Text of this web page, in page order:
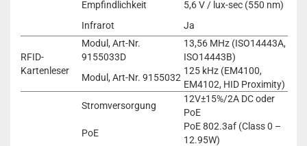
Empfindlichkeit
5,6 V / lux-sec (550 nm)
Infrarot
Ja
RFID-
Kartenleser
Modul, Art-Nr.
9155033D
13,56 MHz (ISO14443A,
ISO14443B)
Modul, Art-Nr. 9155032
125 kHz (EM4100,
EM4102, HID Proximity)
Stromversorgung
12V±15%/2A DC oder
PoE
PoE
PoE 802.3af (Class 0 –
12.95W)